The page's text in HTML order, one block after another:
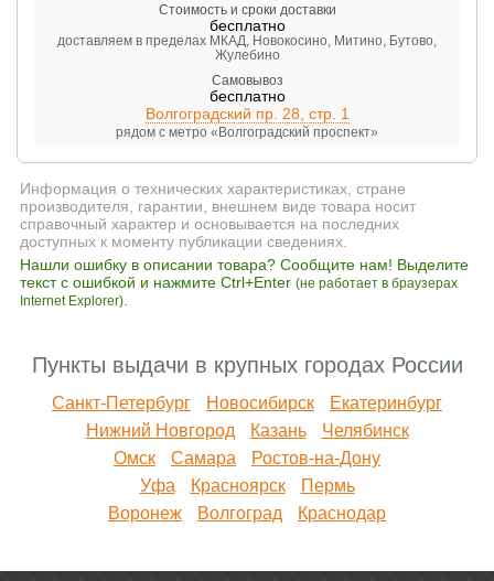
Стоимость и сроки доставки
бесплатно
доставляем в пределах МКАД, Новокосино, Митино, Бутово,
Жулебино
Самовывоз
бесплатно
Волгоградский пр. 28, стр. 1
рядом с метро «Волгоградский проспект»
Информация о технических характеристиках, стране
производителя, гарантии, внешнем виде товара носит
справочный характер и основывается на последних
доступных к моменту публикации сведениях.
Нашли ошибку в описании товара? Сообщите нам! Выделите
текст с ошибкой и нажмите Ctrl+Enter (не работает в браузерах
Internet Explorer)
Пункты выдачи в крупных городах России
Санкт-Петербург Новосибирск
Екатеринбург
Нижний Новгород
Казань
Челябинск
Омск
Самара
Ростов-на-Дону
Уфа
Красноярск
Пермь
Воронеж
Волгоград Краснодар